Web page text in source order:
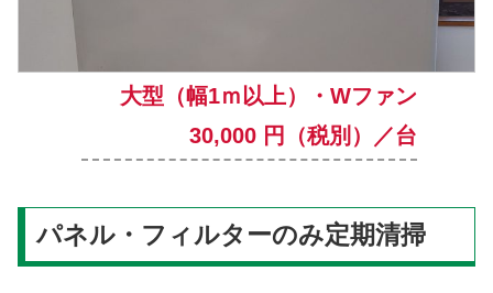
大型（幅1ｍ以上）・Wファン
30,000 円（税別）／台
パネル・フィルターのみ定期清掃